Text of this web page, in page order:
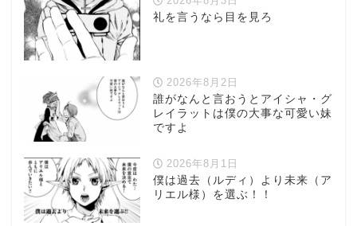
礼を言うなら目を見ろ
2026年8月2日
誰がなんと言おうとアイシャ・グ
レイラットは僕の大事な可愛い妹
ですよ
2026年8月1日
僕は過去（ルディ）より未来（ア
リエル様）を選ぶ！！